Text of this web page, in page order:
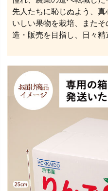
先人たちに恥じぬよう、
いしい果物を栽培、また
造・販売を目指し、日々精